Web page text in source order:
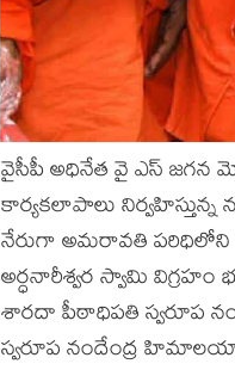
వైసీపీ అధినేత వై ఎస్ జగన
కార్యకలాపాలు
నేరుగా అమరావతి పరిధిలోని
అర్ధనారీశ్వర స్వామి
శారదా పీఠాధిపతి స్వరూప
స్వరూప నందేంద్ర